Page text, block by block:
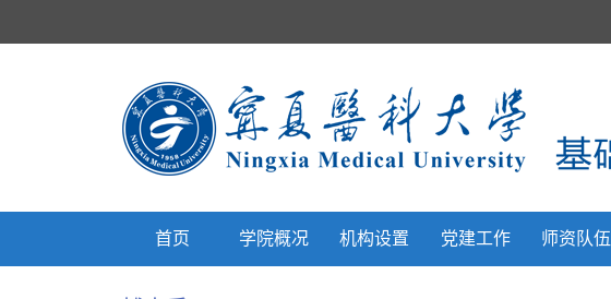
首页 学院概况 机构设置 党建工作 师资队伍